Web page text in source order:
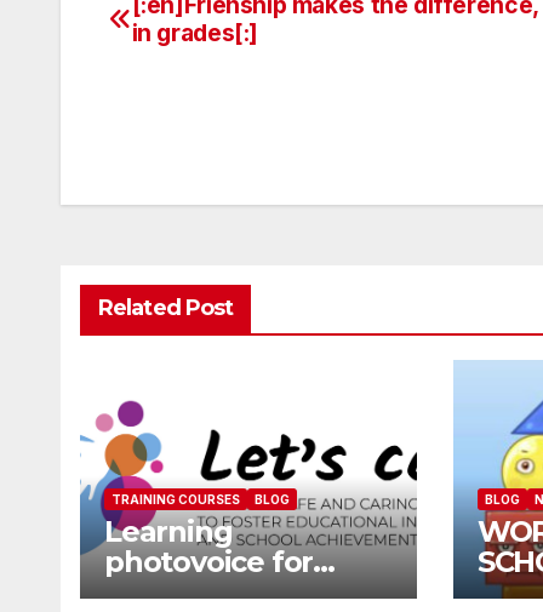
in grades[:]
Related Post
TRAINING COURSES BLOG
Learning
photovoice for
inclusion
BLOG